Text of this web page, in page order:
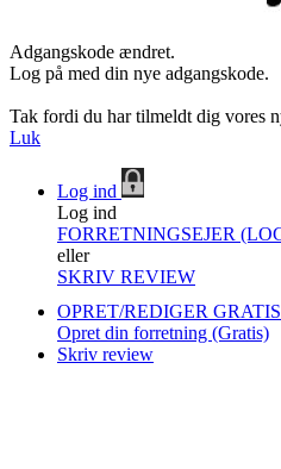
Adgangskode ændret.
Log på med din nye adgangskode.
Tak fordi du har tilmeldt dig vores
Luk
Log ind
Log ind
FORRETNINGSEJER
eller
SKRIV REVIEW
OPRET/REDIGER
Opret din forretning (Gratis)
Skriv review